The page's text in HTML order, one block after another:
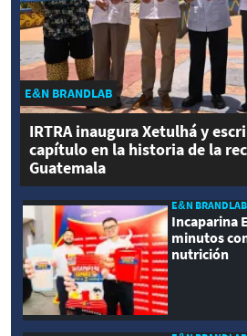
E&N BRANDLAB
IRTRA inaugura Xetulhá y
capítulo en la historia de la
Guatemala
E&N BRANDLAB
Incaparina
minutos
nutrición